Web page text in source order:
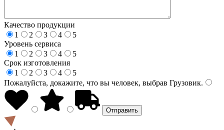
Качество продукции
1
2 3 4
5
Уровень сервиса
1
2 3 4
5
Срок изготовления
1
2 3 4
5
Пожалуйста, докажите, что вы человек, выбрав Грузовик.